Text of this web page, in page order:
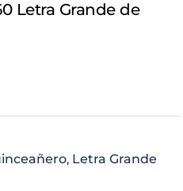
Letra Grande de
, Letra Grande